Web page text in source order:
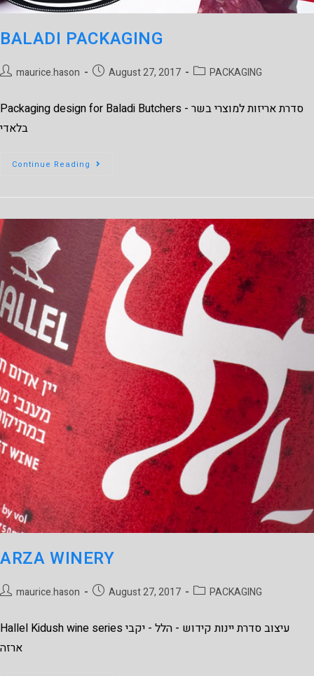
BALADI PACKAGING
maurice.hason August 27, 2017 PACKAGING
Packaging design for Baladi Butchers סדרת אריזות למוצרי בשר -
בלאדי
Continue Reading
ARZA WINERY
maurice.hason August 27, 2017 PACKAGING
Hallel Kidush wine series עיצוב סדרת יינות קידוש - הלל - יקבי
ארזה